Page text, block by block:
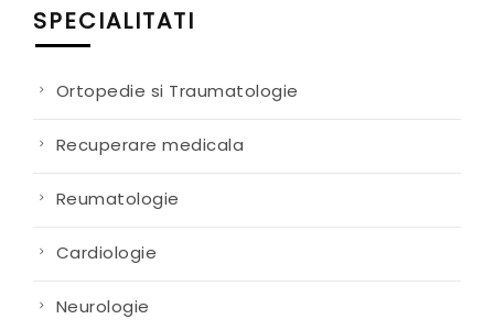
SPECIALITATI
Ortopedie si Traumatologie
Recuperare medicala
Reumatologie
Cardiologie
Neurologie